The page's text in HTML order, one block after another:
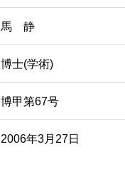
馬 静
博士(学術)
博甲第67号
2006年3月27日